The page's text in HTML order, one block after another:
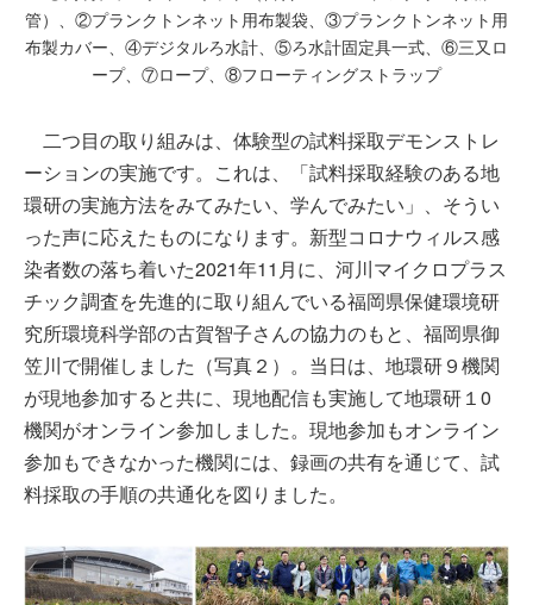
管）、②プランクトンネット用布製袋、③プランクトンネット用
布製カバー、④デジタルろ水計、⑤ろ水計固定具一式、⑥三又ロ
ープ、⑦ロープ、⑧フローティングストラップ
二つ目の取り組みは、体験型の試料採取デモンストレ
ーションの実施です。これは、「試料採取経験のある地
環研の実施方法をみてみたい、学んでみたい」、そうい
った声に応えたものになります。新型コロナウィルス感
染者数の落ち着いた2021年11月に、河川マイクロプラス
チック調査を先進的に取り組んでいる福岡県保健環境研
究所環境科学部の古賀智子さんの協力のもと、福岡県御
笠川で開催しました（写真２）。当日は、地環研９機関
が現地参加すると共に、現地配信も実施して地環研１0
機関がオンライン参加しました。現地参加もオンライン
参加もできなかった機関には、録画の共有を通じて、試
料採取の手順の共通化を図りました。